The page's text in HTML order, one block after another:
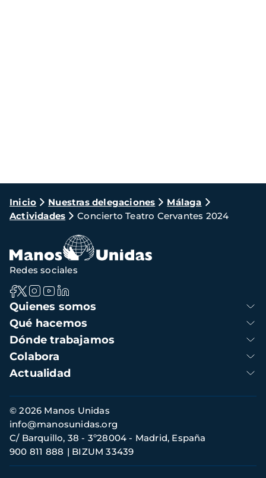
Ruta
de
navegación
Inicio Nuestras delegaciones
Málaga
Actividades
Concierto Teatro Cervantes 2024
Navegación
principal
Quienes somos
Qué hacemos
Dónde trabajamos
Colabora
Actualidad
Redes sociales
Información
de
contacto
© 2026 Manos Unidas
C/ Barquillo, 38 - 3º28004 - Madrid, España
900 811 888
BIZUM 33439
info@manosunidas.org